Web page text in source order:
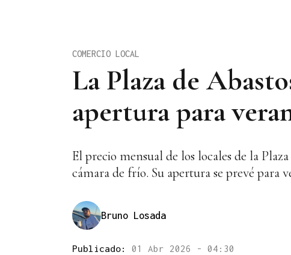
La Plaza de
apertura para
COMERCIO LOCAL
El precio mensual de los locales de la
cámara de frío. Su apertura se prevé para
Bruno Losada
Publicado: 01 Abr 2026 - 04:30